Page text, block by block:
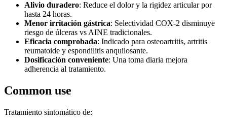
Alivio duradero: Reduce el dolor y la rigidez articular por
hasta 24 horas.
Menor irritación gástrica: Selectividad COX-2 disminuye
riesgo de úlceras vs AINE tradicionales.
Eficacia comprobada: Indicado para osteoartritis, artritis
reumatoide y espondilitis anquilosante.
Dosificación conveniente: Una toma diaria mejora
adherencia al tratamiento.
Common use
Tratamiento sintomático de: